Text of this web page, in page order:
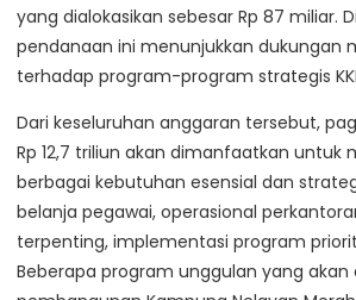
yang dialokasikan sebesar Rp 87 miliar.
pendanaan ini menunjukkan dukungan
terhadap program-program strategis
Dari keseluruhan anggaran tersebut,
Rp 12,7 triliun akan dimanfaatkan untuk
berbagai kebutuhan esensial dan
belanja pegawai, operasional
terpenting, implementasi program
Beberapa program unggulan yang